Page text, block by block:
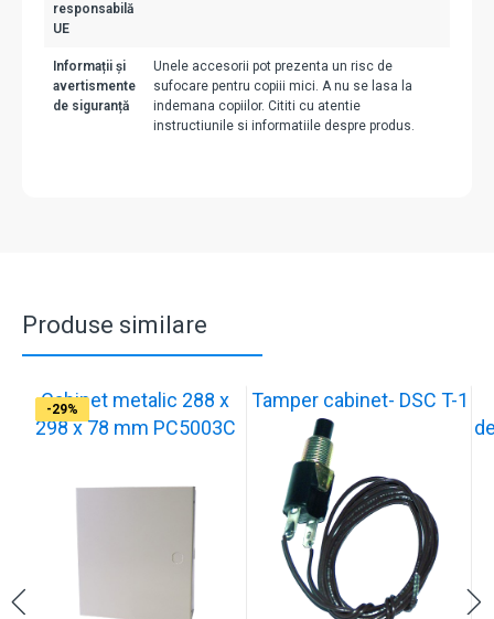
responsabilă
UE
Informații și
avertismente
de siguranță
Unele accesorii pot prezenta un risc de
sufocare pentru copiii mici. A nu se lasa la
indemana copiilor. Cititi cu atentie
instructiunile si informatiile despre produs.
Produse similare
-29%
Cabinet metalic 288 x
298 x 78 mm PC5003C
-37% Tamper cabinet- DSC T-1
-17%
-17%
-17%
-17%
-17%
-17%
-33%
-29%